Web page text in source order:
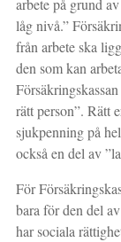
arbete på grund
låg nivå.”
från arbete ska
den som kan
rätt person”. Rätt
sjukpenning på
också en del av
För
bara för den del
har sociala